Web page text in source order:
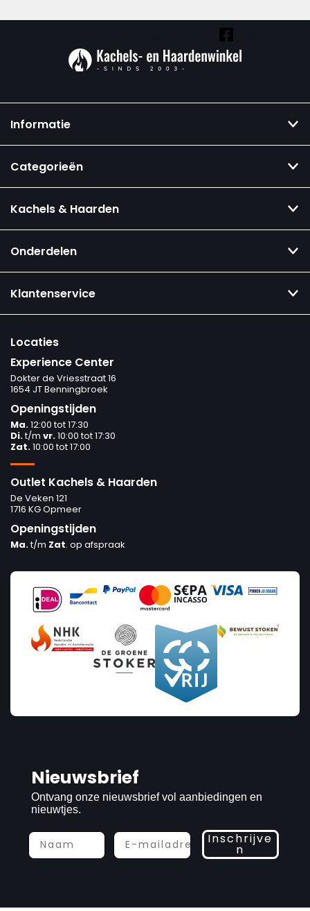
Informatie
Categorieën
Kachels & Haarden
Onderdelen
Klantenservice
Locaties
Experience Center
Dokter de Vriesstraat 16
1654 JT Benningbroek
Openingstijden
Ma.12:00 tot 17:30
Di.t/m vr.10:00 tot 17:30
Zat.10:00 tot 17:00
Outlet Kachels & Haarden
De Veken 121
1716 KG Opmeer
Openingstijden
Ma.t/m Zat. op afspraak
Nieuwsbrief
Ontvang onze nieuwsbrief vol aanbiedingen en
nieuwtjes.
Inschrijve
n